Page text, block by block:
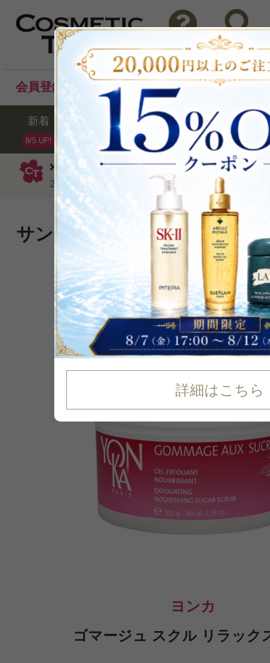
ヨンカ ボディスクラブ
ゴマージュ
200g
問い合わせ 検索
会員登録後のお買い物でポイントプレゼント！
新着
8/5 UP!
セール ランキング ブ
詳細はこちら
サンフラワーオイルベースの
ブ
P可 残り2点
ヨンカ
ゴマージュ スクル リラック